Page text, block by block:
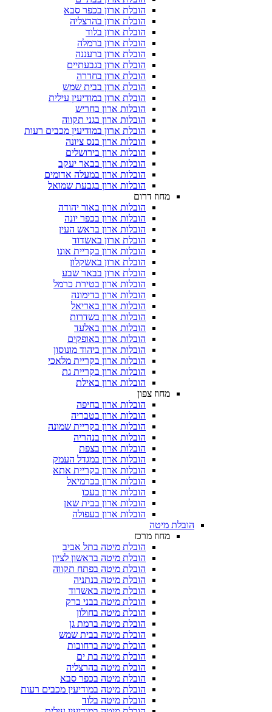
הובלת ארון בכפר סבא
הובלת ארון בהרצליה
הובלת ארון בלוד
הובלת ארון ברמלה
הובלת ארון ברעננה
הובלת ארון בגבעתיים
הובלת ארון בחדרה
הובלת ארון בבית שמש
הובלת ארון במודיעין עילית
הובלות ארון בחריש
הובלות ארון בגני תקווה
הובלת ארון במודיעין מכבים רעות
הובלות ארון בנס ציונה
הובלות ארון בירושלים
הובלות ארון בבאר יעקב
הובלות ארון במעלה אדומים
הובלות ארון בגבעת שמואל
מחוז דרום
הובלות ארון באור יהודה
הובלות ארון בכפר יונה
הובלות ארון בראש העין
הובלת ארון באשדוד
הובלות ארון בקריית אונו
הובלת ארון באשקלון
הובלת ארון בבאר שבע
הובלות ארון בטירת כרמל
הובלות ארון בדימונה
הובלות ארון באריאל
הובלות ארון בשדרות
הובלות ארון באלעד
הובלות ארון באופקים
הובלות ארון ביהוד מונוסון
הובלות ארון בקריית מלאכי
הובלות ארון בקריית גת
הובלות ארון באילת
מחוז צפון
הובלות ארון בחיפה
הובלות ארון בטבריה
הובלות ארון בקריית שמונה
הובלות ארון בנהריה
הובלות ארון בצפת
הובלות ארון במגדל העמק
הובלות ארון בקריית אתא
הובלות ארון בכרמיאל
הובלות ארון בעכו
הובלות ארון בבית שאן
הובלות ארון בעפולה
הובלת מיטה
מחוז מרכז
הובלת מיטה בתל אביב
הובלת מיטה בראשון לציון
הובלת מיטה בפתח תקווה
הובלת מיטה בנתניה
הובלת מיטה באשדוד
הובלת מיטה בבני ברק
הובלת מיטה בחולון
הובלת מיטה ברמת גן
הובלת מיטה בבית שמש
הובלת מיטה ברחובות
הובלת מיטה בת ים
הובלת מיטה בהרצליה
הובלת מיטה בכפר סבא
הובלת מיטה במודיעין מכבים רעות
הובלת מיטה בלוד